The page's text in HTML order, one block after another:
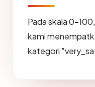
Pada skala 0-
kami
kategori